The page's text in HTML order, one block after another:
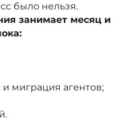
было нельзя.
занимает месяц и
миграция агентов;